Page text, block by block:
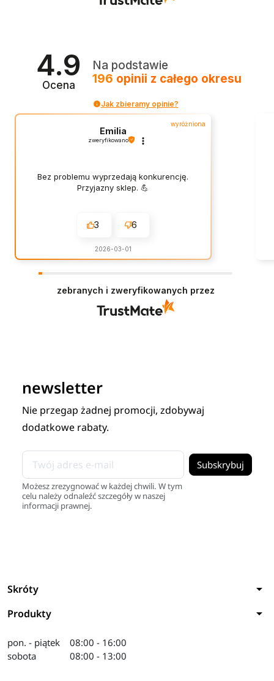
4.9
Ocena
Na podstawie
196 opinii z całego okresu
Jak zbieramy opinie?
wyróżniona
Emilia
zweryfikowano
Bez problemu wyprzedają konkurencję.
Przyjazny sklep. 💪
3 6
2026-03-01
zebranych i zweryfikowanych przez
newsletter
Nie przegap żadnej promocji, zdobywaj
dodatkowe rabaty.
Możesz zrezygnować w każdej chwili. W tym
celu należy odnaleźć szczegóły w naszej
informacji prawnej.
Skróty arrow_drop_down
Produkty arrow_drop_down
pon. - piątek
sobota
08:00 - 16:00
08:00 - 13:00